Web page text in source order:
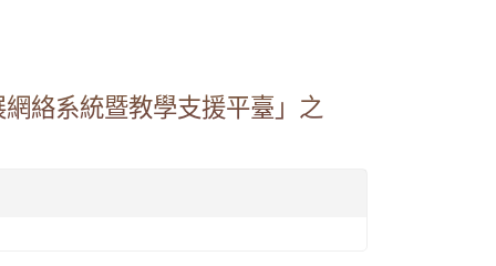
絡系統暨教學支援平臺」之